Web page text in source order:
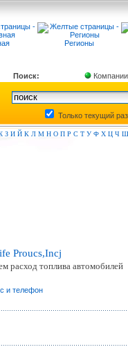
Регионы
Поиск: Компании
Только текущий
З И Й К Л М Н О П Р С Т У Ф Х Ц Ч Ш
Proucs,Incj
расход топлива автомобилей
и телефон